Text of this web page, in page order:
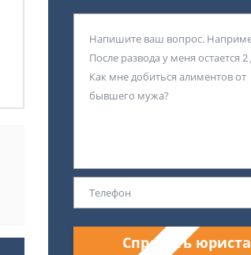
Спросить юриста